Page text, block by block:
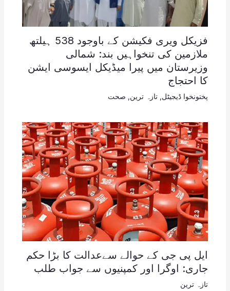
فزیکل ویری فکیشن کے باوجود 538 ہیلتھ
ملازمین کی تنخواہیں بند: شمالی
وزیرستان میں پیرا میڈیکل ایسوسی ایشن
کا احتجاج
پختونخوا ڈیجیٹل تازہ ترین صحت
ایل پی جی کے حوالے سےعدالت کا بڑا حکم
جاری: اوگرا اور کمپنیوں سے جواب طلب
تازہ ترین